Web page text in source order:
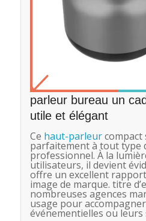
parleur bureau un
utile et élégant
Ce haut-parleurcompact
parfaitement à tout type
professionnel. À la
utilisateurs, il devient
offre un excellent
image de marque. titre
nombreuses agences
usage pour
événementielles ou leurs